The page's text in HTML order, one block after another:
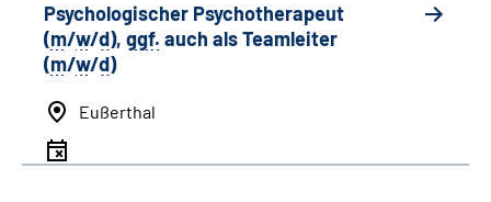
Psychologischer Psychotherapeut
(m/w/d), ggf. auch alsTeamleiter
(m/w/d)
Eußerthal